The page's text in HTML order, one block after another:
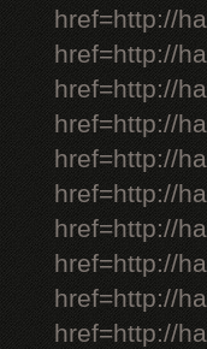
href=http://
href=http://
href=http://
href=http://
href=http://
href=http://
href=http://
href=http://
href=http://
href=http://